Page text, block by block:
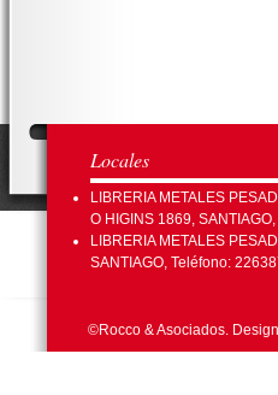
Locales
LIBRERIA METALES
O HIGINS 1869,
LIBRERIA METALES
SANTIAGO, Teléfono:
©Rocco & Asociados.